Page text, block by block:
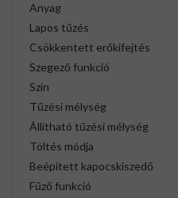
Anyag
Lapos tűzés
Csökkentett erőkifejtés
Szegező funkció
Szín
Tűzési mélység
Állítható tűzési mélység
Töltés módja
Beépített kapocskiszedő
Fűző funkció